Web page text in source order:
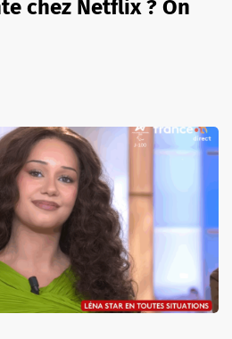
chez Netflix ? On